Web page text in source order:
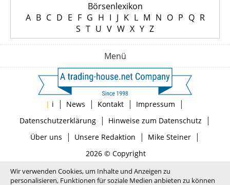
Börsenlexikon
A B C D E F G H I J K L M N O P Q R
S T U V W X Y Z
Menü
| i | News | Kontakt | Impressum |
Datenschutzerklärung| Hinweise zum Datenschutz |
Über uns | Unsere Redaktion | Mike Steiner|
2026 © Copyright
Wir verwenden Cookies, um Inhalte und Anzeigen zu
personalisieren, Funktionen für soziale Medien anbieten zu können